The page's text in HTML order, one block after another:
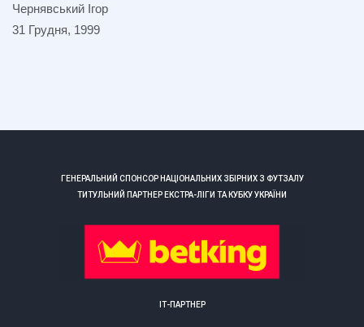
Чернявський Ігор
31 Грудня, 1999
ГЕНЕРАЛЬНИЙ СПОНСОР НАЦІОНАЛЬНИХ ЗБІРНИХ З ФУТЗАЛУ
ТИТУЛЬНИЙ ПАРТНЕР ЕКСТРА-ЛІГИ ТА КУБКУ УКРАЇНИ
ІТ-ПАРТНЕР